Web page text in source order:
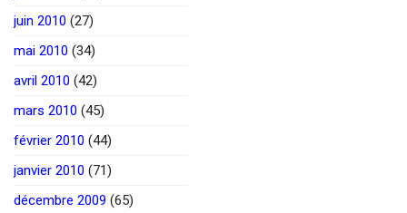
juin 2010 (27)
mai 2010 (34)
avril 2010 (42)
mars 2010 (45)
février 2010 (44)
janvier 2010 (71)
décembre 2009 (65)